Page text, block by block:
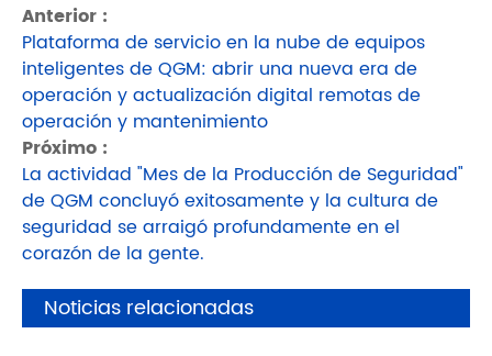
Anterior :
Plataforma de servicio en la nube de equipos
inteligentes de QGM: abrir una nueva era de
operación y actualización digital remotas de
operación y mantenimiento
Próximo :
La actividad "Mes de la Producción de Seguridad"
de QGM concluyó exitosamente y la cultura de
seguridad se arraigó profundamente en el
corazón de la gente.
Noticias relacionadas